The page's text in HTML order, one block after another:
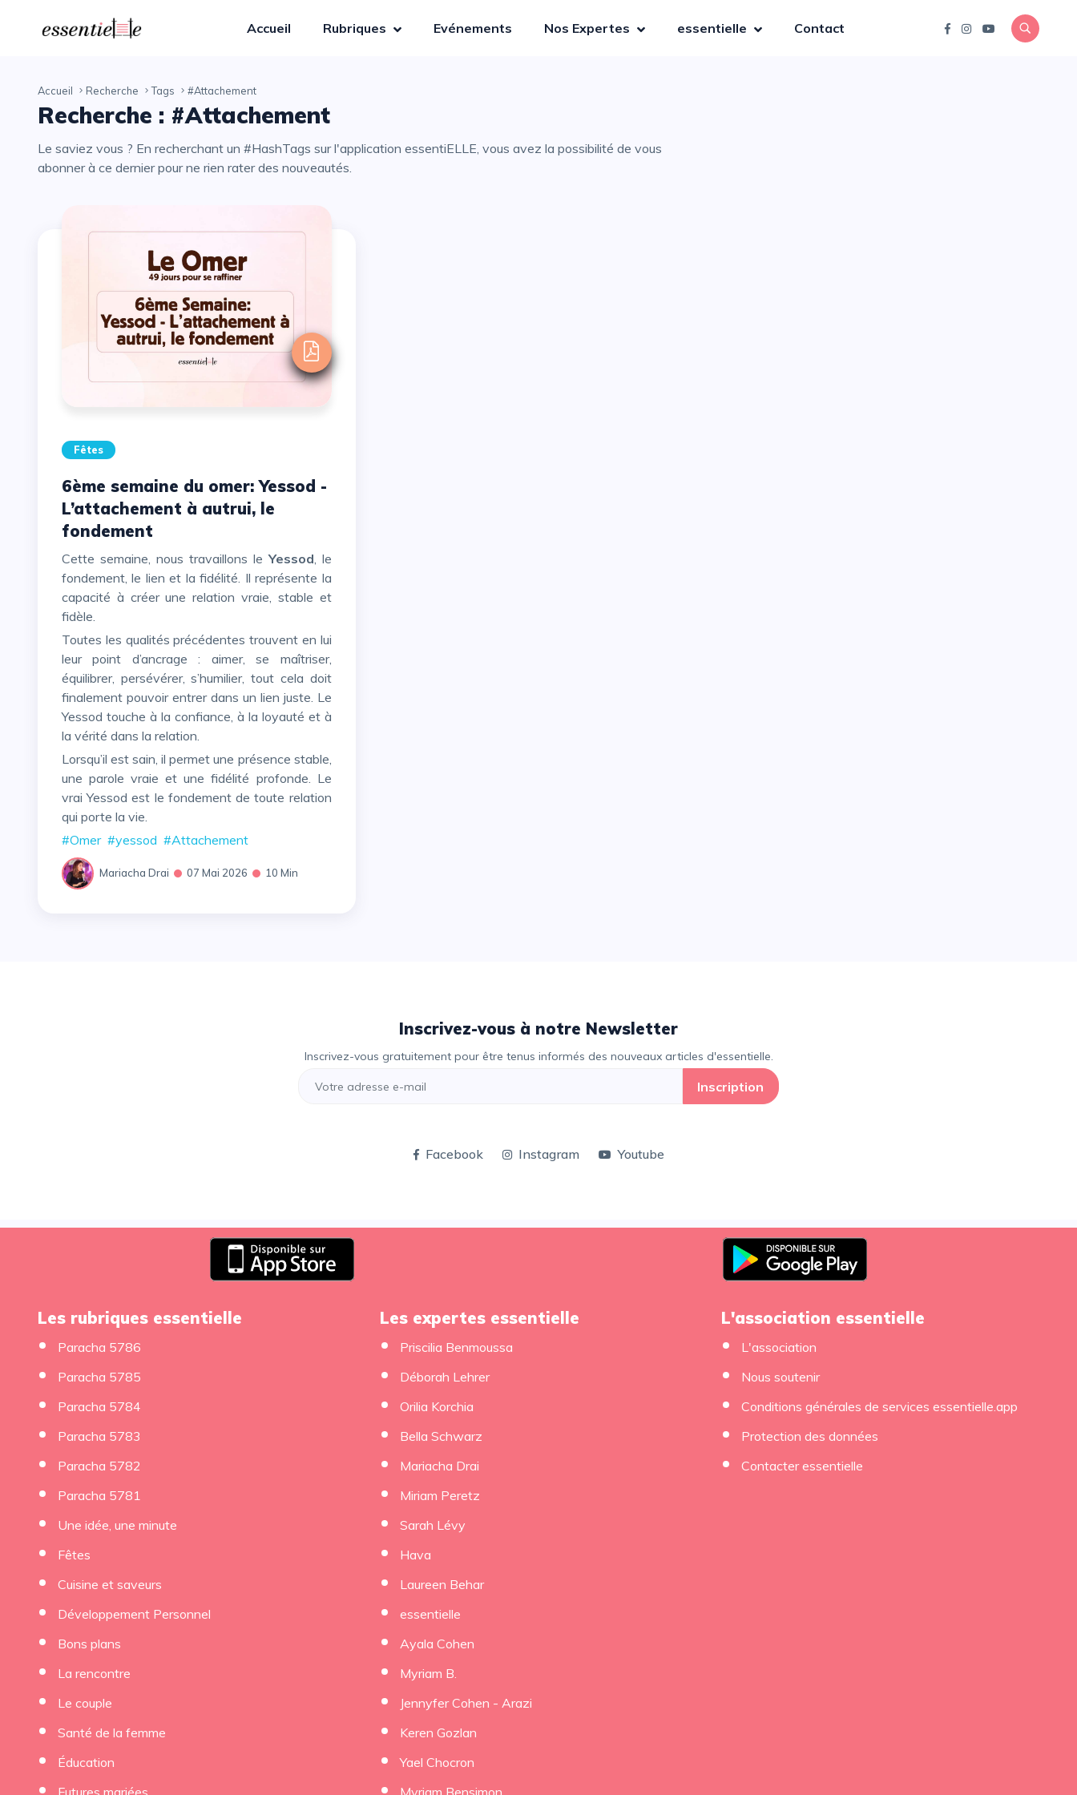
Accueil Rubriques Evénements Nos Expertes essentielle Contact
Accueil Recherche Tags #Attachement
Recherche : #Attachement
Le saviez vous ? En recherchant un #HashTags sur l'application essentiELLE, vous avez la possibilité de vous
abonner à ce dernier pour ne rien rater des nouveautés.
Fêtes
6ème semaine du omer: Yessod -
L’attachement à autrui, le
fondement
Cette semaine, nous travaillons leYessod, le
fondement, le lien et la fidélité. Il représente la
capacité à créer une relation vraie, stable et
fidèle.
Toutes les qualités précédentes trouvent en lui
leur point d’ancrage : aimer, se maîtriser,
équilibrer, persévérer, s’humilier, tout cela doit
finalement pouvoir entrer dans un lien juste. Le
Yessod touche à la confiance, à la loyauté et à
la vérité dans la relation.
Lorsqu’il est sain, il permet une présence stable,
une parole vraie et une fidélité profonde. Le
vrai Yessod est le fondement de toute relation
qui porte la vie.
#Omer #yessod #Attachement
Mariacha Drai 07 Mai 2026 10 Min
Inscrivez-vous à notre Newsletter
Inscrivez-vous gratuitement pour être tenus informés des nouveaux articles d'essentielle.
Inscription
Facebook Instagram Youtube
Les rubriques essentielle
Paracha 5786
Paracha 5785
Paracha 5784
Paracha 5783
Paracha 5782
Paracha 5781
Une idée, une minute
Fêtes
Cuisine et saveurs
Développement Personnel
Bons plans
La rencontre
Le couple
Santé de la femme
Éducation
Les expertes essentielle
Priscilia Benmoussa
Déborah Lehrer
Orilia Korchia
Bella Schwarz
Mariacha Drai
Miriam Peretz
Sarah Lévy
Hava
Laureen Behar
essentielle
Ayala Cohen
Myriam B.
Jennyfer Cohen - Arazi
Keren Gozlan
Yael Chocron
L'association essentielle
L'association
Nous soutenir
Conditions générales de services essentielle.app
Protection des données
Contacter essentielle